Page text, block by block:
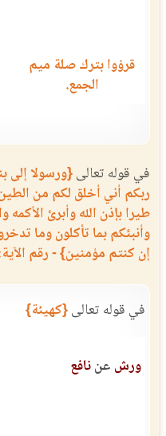
قرؤوا بترك صلة ميم
الجمع.
في قوله تعالى{ورسولا إلى
ربكم أني أخلق لكم من
طيرا بإذن الله وأبرئ
وأنبئكم بما تأكلون وما
إن كنتم مؤمنين} - رقم الآية:
في قوله تعالى{كهيئة}
ورش عننافع